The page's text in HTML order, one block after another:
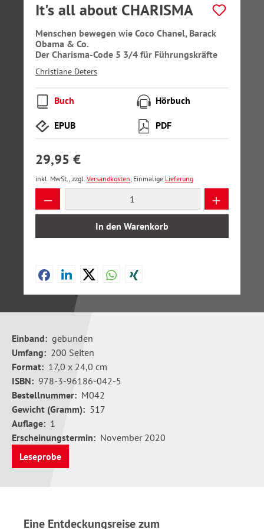
It's all about CHARISMA
Menschen bewegen wie Coco Chanel, Barack
Obama & Co.
Der Charisma-Code 5 3/4 für Führungskräfte
Christiane Deters
Buch Hörbuch
EPUB PDF
29,95 €
inkl. MwSt., zzgl. Versandkosten, Einmalige Lieferung
Produkt Anzahl: Gib den gewünschten
In den Warenkorb
Einband: gebunden
Umfang: 200 Seiten
Format: 17,0 x 24,0 cm
ISBN: 978-3-96186-042-5
Bestellnummer: M042
Gewicht (Gramm): 517
Auflage: 1
Erscheinungstermin: November 2020
Leseprobe
Eine Entdeckungsreise zum